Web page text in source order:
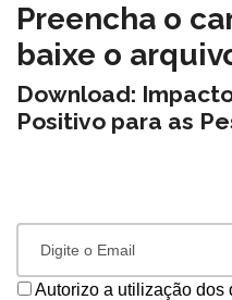
Preencha o
baixe o
Download:
Positivo para as
Autorizo a utilização dos